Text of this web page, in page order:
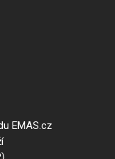
EMAS.cz